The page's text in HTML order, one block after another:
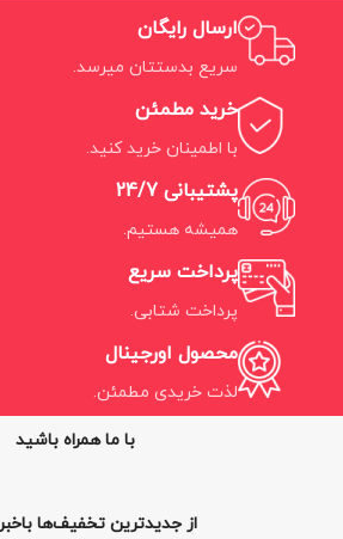
ارسال رایگان
سریع بدستتان میرسد.
خرید مطمئن
با اطمینان خرید کنید.
پشتیبانی 24/7
همیشه هستیم.
پرداخت سریع
پرداخت شتابی.
محصول اورجینال
لذت خریدی مطمئن.
با ما همراه باشید
از جدیدترین تخفیف‌ها